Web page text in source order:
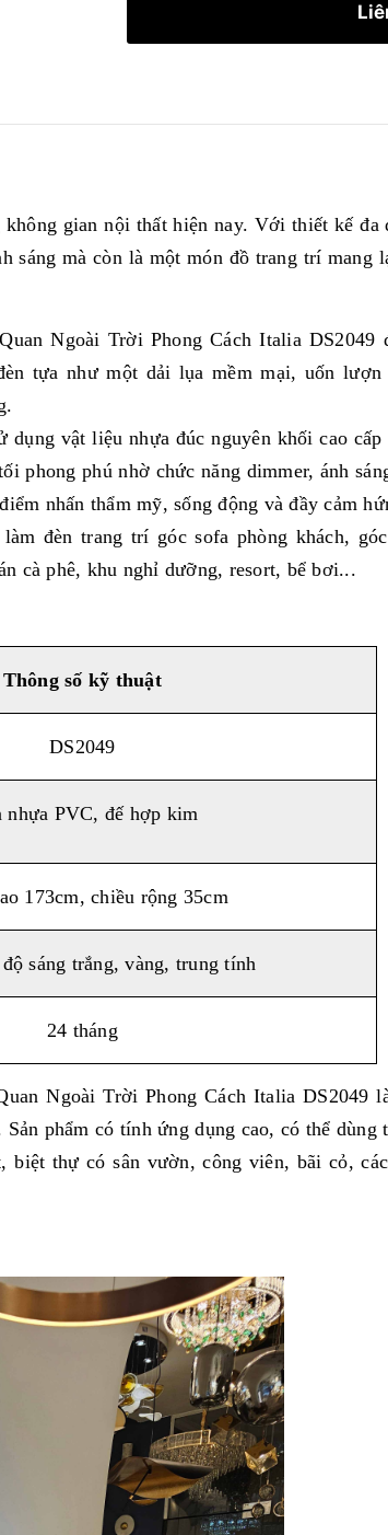
gian nội thất hiện nay. Với thiết kế đa
sáng mà còn là một món đồ trang trí mang
Ngoài Trời Phong Cách Italia DS2049
tựa như một dải lụa mềm mại, uốn lượn
dụng vật liệu nhựa đúc nguyên khối cao cấp
phong phú nhờ chức năng dimmer, ánh
nhấn thẩm mỹ, sống động và đầy cảm
đèn trang trí góc sofa phòng khách,
cà phê, khu nghỉ dưỡng, resort, bể bơi...
Thông số kỹ thuật
DS2049
nhựa PVC, đế hợp kim
173cm, chiều rộng 35cm
sáng trắng, vàng, trung tính
24 tháng
Ngoài Trời Phong Cách Italia DS2049
phẩm có tính ứng dụng cao, có thể dùng
biệt thự có sân vườn, công viên, bãi cỏ,